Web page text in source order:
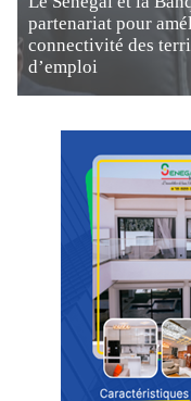
partenariat pour
connectivité des
d’emploi